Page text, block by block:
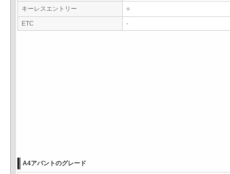
キーレスエントリー ○
ETC -
A4アバントのグレード